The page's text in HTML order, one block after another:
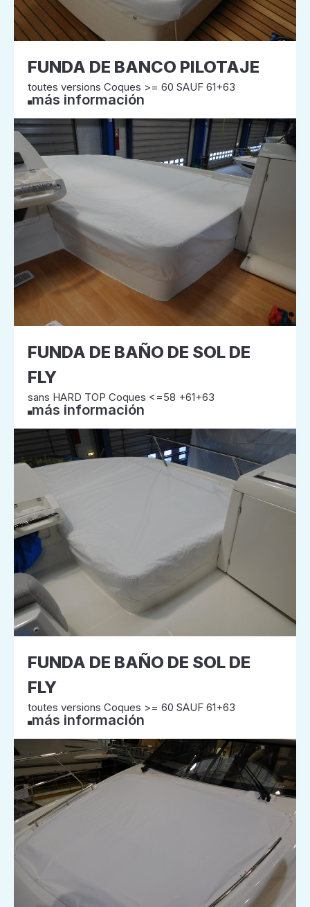
FUNDA DE BANCO PILOTAJE
toutes versions Coques >= 60 SAUF 61+63
más información
FUNDA DE BAÑO DE SOL DE
FLY
sans HARD TOP Coques <=58 +61+63
más información
FUNDA DE BAÑO DE SOL DE
FLY
toutes versions Coques >= 60 SAUF 61+63
más información